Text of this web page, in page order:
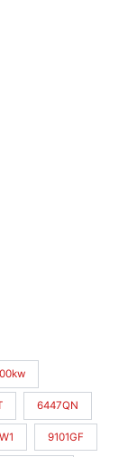
6447QN
9101GF